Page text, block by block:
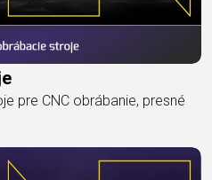
pre CNC obrábanie, presné